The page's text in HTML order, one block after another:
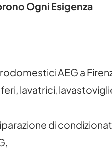
Ogni Esigenza
AEG a
lavatrici,
di